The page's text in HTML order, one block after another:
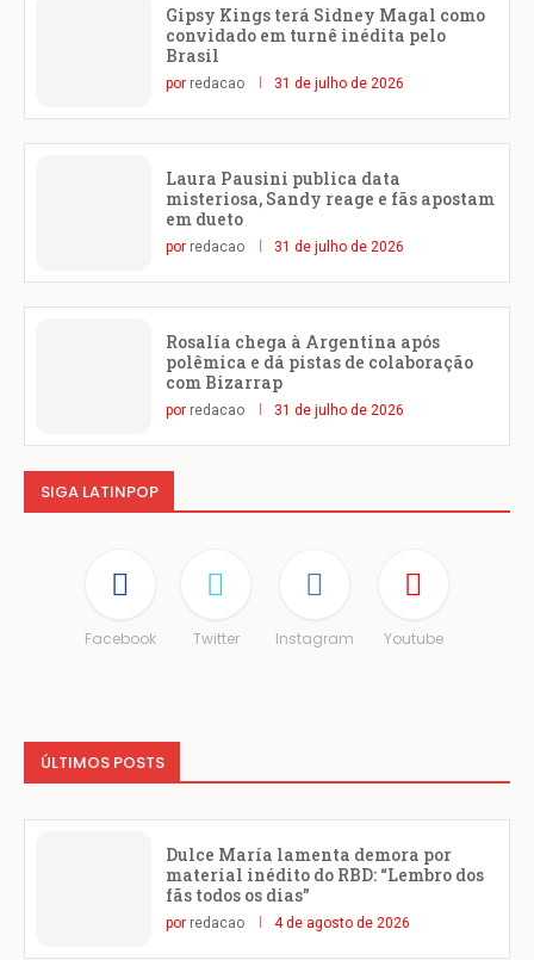
Gipsy Kings terá Sidney Magal como
convidado em turnê inédita pelo
Brasil
por redacao 31 de julho de 2026
Laura Pausini publica data
misteriosa, Sandy reage e fãs apostam
em dueto
por redacao 31 de julho de 2026
Rosalía chega à Argentina após
polêmica e dá pistas de colaboração
com Bizarrap
por redacao 31 de julho de 2026
SIGA LATINPOP
Facebook Twitter Instagram Youtube
ÚLTIMOS POSTS
Dulce María lamenta demora por
material inédito do RBD: “Lembro dos
fãs todos os dias”
por redacao 4 de agosto de 2026